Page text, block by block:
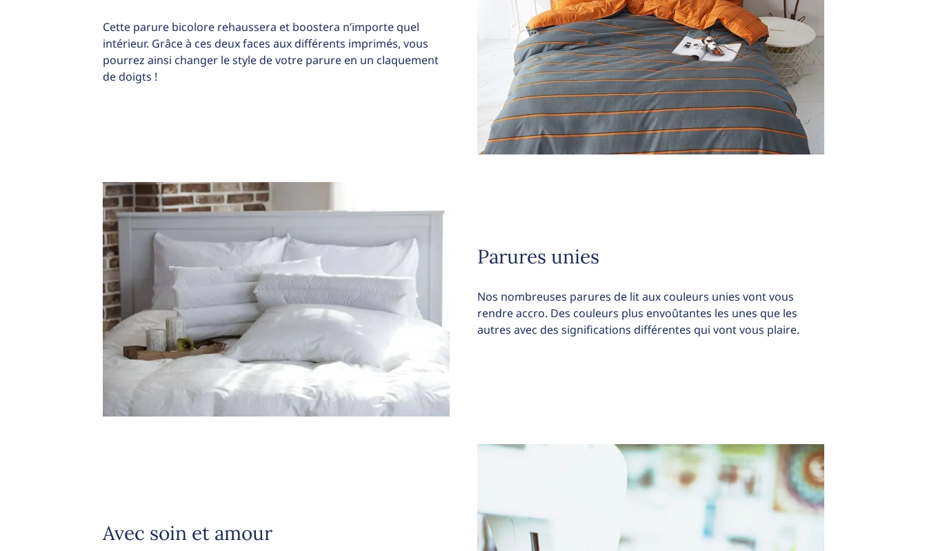
Cette parure bicolore rehaussera et boostera n’importe quel
intérieur. Grâce à ces deux faces aux différents imprimés, vous
pourrez ainsi changer le style de votre parure en un claquement
de doigts !
Parures unies
Nos nombreuses parures de lit aux couleurs unies vont vous
rendre accro. Des couleurs plus envoûtantes les unes que les
autres avec des significations différentes qui vont vous plaire.
Avec soin et amour